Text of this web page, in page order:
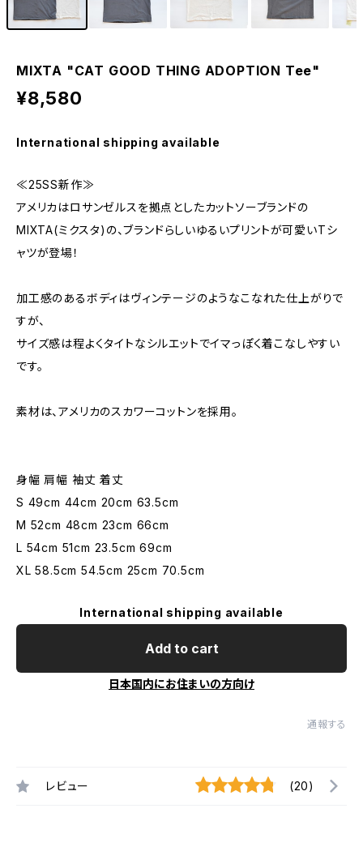
MIXTA "CAT GOOD THING ADOPTION Tee"
¥8,580
International shipping available
≪25SS新作≫
アメリカはロサンゼルスを拠点としたカットソーブランドの
MIXTA(ミクスタ)の、ブランドらしいゆるいプリントが可愛いTシ
ャツが登場！
加工感のあるボディはヴィンテージのようなこなれた仕上がりで
すが、
サイズ感は程よくタイトなシルエットでイマっぽく着こなしやすい
です。
素材は、アメリカのスカワーコットンを採用。
身幅 肩幅 袖丈 着丈
S 49cm 44cm 20cm 63.5cm
M 52cm 48cm 23cm 66cm
L 54cm 51cm 23.5cm 69cm
XL 58.5cm 54.5cm 25cm 70.5cm
International shipping available
Add to cart
日本国内にお住まいの方向け
通報する
レビュー (20)